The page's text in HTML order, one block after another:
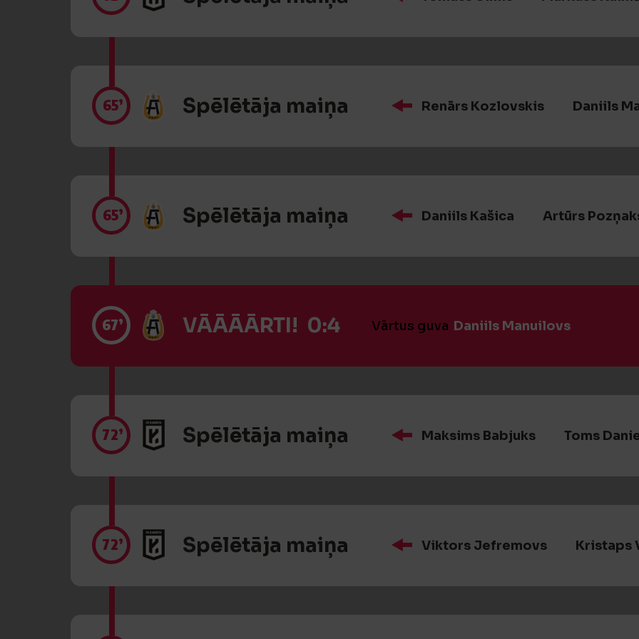
65’ Spēlētāja maiņa Renārs Kozlovskis Daniils
65’ Spēlētāja maiņa Daniils Kašica Artūrs
67’ VĀĀĀĀRTI! 0:4 Vārtus guva Daniils Manuilovs
72’ Spēlētāja maiņa Maksims Babjuks Toms
72’ Spēlētāja maiņa Viktors Jefremovs Kristaps